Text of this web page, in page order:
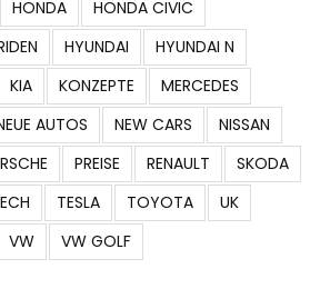
HONDA
HONDA CIVIC
HYUNDAI
HYUNDAI N
KIA KONZEPTE
MERCEDES
AUTOS NEW CARS
NISSAN
PREISE RENAULT
SKODA
TESLA TOYOTA
UK
VW VW GOLF